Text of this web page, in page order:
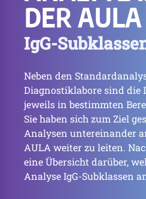
DER AULA
IgG-
Neben den
Diagnostiklabore sind die
jeweils in bestimmten
Sie haben sich zum Ziel
Analysen untereinander
AULA weiter zu leiten.
eine Übersicht darüber,
Analyse IgG-Subklassen